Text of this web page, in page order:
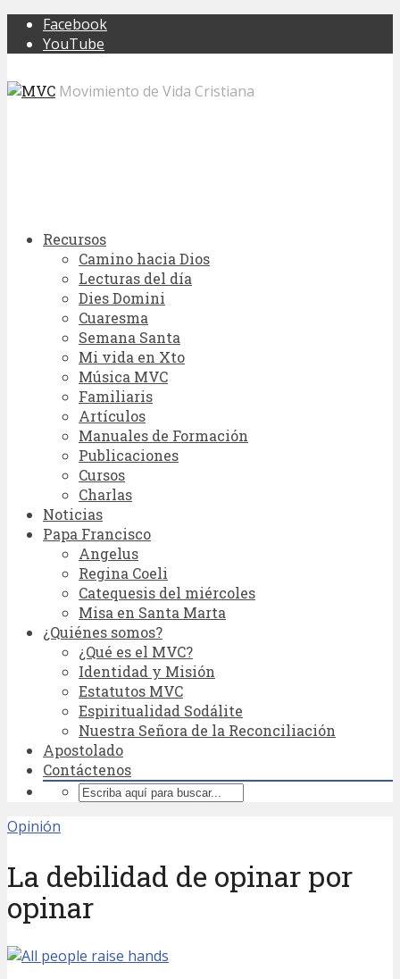
Facebook
YouTube
Movimiento de Vida Cristiana
Recursos
Camino hacia Dios
Lecturas del día
Dies Domini
Cuaresma
Semana Santa
Mi vida en Xto
Música MVC
Familiaris
Artículos
Manuales de Formación
Publicaciones
Cursos
Charlas
Noticias
Papa Francisco
Angelus
Regina Coeli
Catequesis del miércoles
Misa en Santa Marta
¿Quiénes somos?
¿Qué es el MVC?
Identidad y Misión
Estatutos MVC
Espiritualidad Sodálite
Nuestra Señora de la Reconciliación
Apostolado
Contáctenos
Opinión
La debilidad de opinar por
opinar